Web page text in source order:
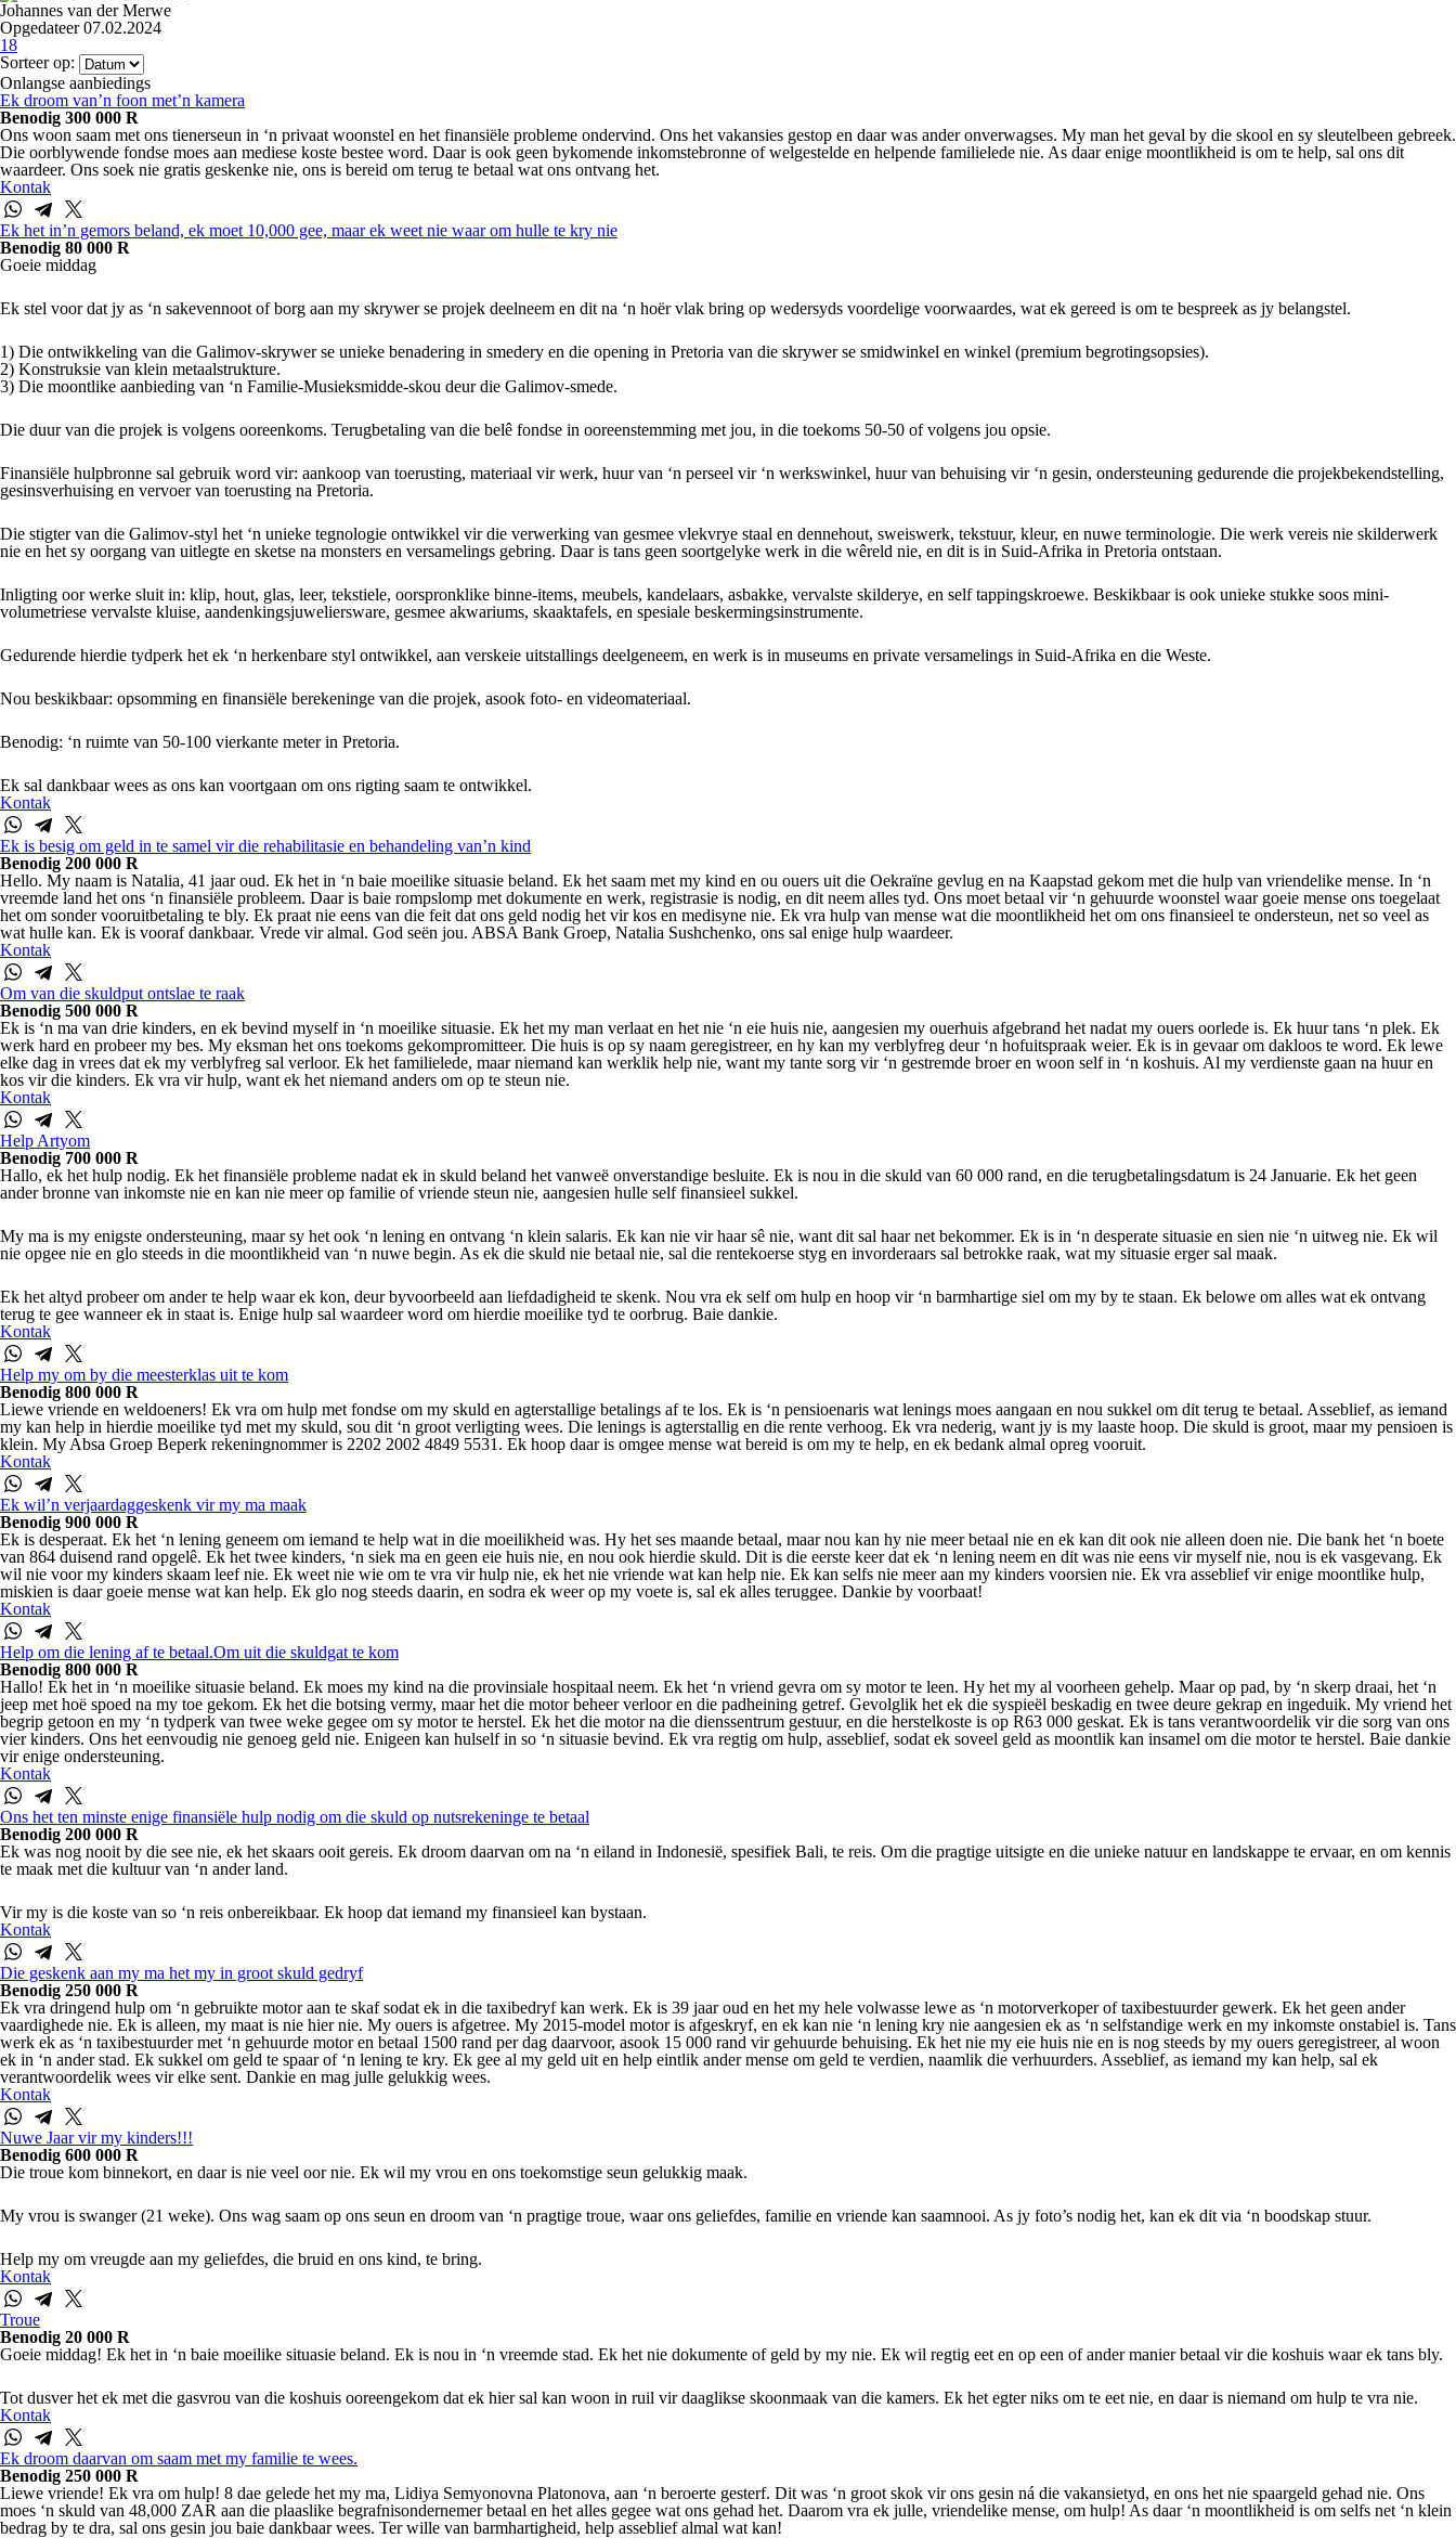
Johannes van der Merwe
Opgedateer 07.02.2024
18
Sorteer op:
Onlangse aanbiedings
Ek droom van’n foon met’n kamera
Benodig 300 000 R
Ons woon saam met ons tienerseun in ‘n privaat woonstel en het finansiële probleme ondervind. Ons het vakansies gestop en daar was ander onverwagses. My man het geval by die skool en sy sleutelbeen gebreek.
Die oorblywende fondse moes aan mediese koste bestee word. Daar is ook geen bykomende inkomstebronne of welgestelde en helpende familielede nie. As daar enige moontlikheid is om te help, sal ons dit
waardeer. Ons soek nie gratis geskenke nie, ons is bereid om terug te betaal wat ons ontvang het.
Kontak
Ek het in’n gemors beland, ek moet 10,000 gee, maar ek weet nie waar om hulle te kry nie
Benodig 80 000 R
Goeie middag
Ek stel voor dat jy as ‘n sakevennoot of borg aan my skrywer se projek deelneem en dit na ‘n hoër vlak bring op wedersyds voordelige voorwaardes, wat ek gereed is om te bespreek as jy belangstel.
1) Die ontwikkeling van die Galimov-skrywer se unieke benadering in smedery en die opening in Pretoria van die skrywer se smidwinkel en winkel (premium begrotingsopsies).
2) Konstruksie van klein metaalstrukture.
3) Die moontlike aanbieding van ‘n Familie-Musieksmidde-skou deur die Galimov-smede.
Die duur van die projek is volgens ooreenkoms. Terugbetaling van die belê fondse in ooreenstemming met jou, in die toekoms 50-50 of volgens jou opsie.
Finansiële hulpbronne sal gebruik word vir: aankoop van toerusting, materiaal vir werk, huur van ‘n perseel vir ‘n werkswinkel, huur van behuising vir ‘n gesin, ondersteuning gedurende die projekbekendstelling,
gesinsverhuising en vervoer van toerusting na Pretoria.
Die stigter van die Galimov-styl het ‘n unieke tegnologie ontwikkel vir die verwerking van gesmee vlekvrye staal en dennehout, sweiswerk, tekstuur, kleur, en nuwe terminologie. Die werk vereis nie skilderwerk
nie en het sy oorgang van uitlegte en sketse na monsters en versamelings gebring. Daar is tans geen soortgelyke werk in die wêreld nie, en dit is in Suid-Afrika in Pretoria ontstaan.
Inligting oor werke sluit in: klip, hout, glas, leer, tekstiele, oorspronklike binne-items, meubels, kandelaars, asbakke, vervalste skilderye, en self tappingskroewe. Beskikbaar is ook unieke stukke soos mini-
volumetriese vervalste kluise, aandenkingsjuweliersware, gesmee akwariums, skaaktafels, en spesiale beskermingsinstrumente.
Gedurende hierdie tydperk het ek ‘n herkenbare styl ontwikkel, aan verskeie uitstallings deelgeneem, en werk is in museums en private versamelings in Suid-Afrika en die Weste.
Nou beskikbaar: opsomming en finansiële berekeninge van die projek, asook foto- en videomateriaal.
Benodig: ‘n ruimte van 50-100 vierkante meter in Pretoria.
Ek sal dankbaar wees as ons kan voortgaan om ons rigting saam te ontwikkel.
Kontak
Ek is besig om geld in te samel vir die rehabilitasie en behandeling van’n kind
Benodig 200 000 R
Hello. My naam is Natalia, 41 jaar oud. Ek het in ‘n baie moeilike situasie beland. Ek het saam met my kind en ou ouers uit die Oekraïne gevlug en na Kaapstad gekom met die hulp van vriendelike mense. In ‘n
vreemde land het ons ‘n finansiële probleem. Daar is baie rompslomp met dokumente en werk, registrasie is nodig, en dit neem alles tyd. Ons moet betaal vir ‘n gehuurde woonstel waar goeie mense ons toegelaat
het om sonder vooruitbetaling te bly. Ek praat nie eens van die feit dat ons geld nodig het vir kos en medisyne nie. Ek vra hulp van mense wat die moontlikheid het om ons finansieel te ondersteun, net so veel as
wat hulle kan. Ek is vooraf dankbaar. Vrede vir almal. God seën jou. ABSA Bank Groep, Natalia Sushchenko, ons sal enige hulp waardeer.
Kontak
Om van die skuldput ontslae te raak
Benodig 500 000 R
Ek is ‘n ma van drie kinders, en ek bevind myself in ‘n moeilike situasie. Ek het my man verlaat en het nie ‘n eie huis nie, aangesien my ouerhuis afgebrand het nadat my ouers oorlede is. Ek huur tans ‘n plek. Ek
werk hard en probeer my bes. My eksman het ons toekoms gekompromitteer. Die huis is op sy naam geregistreer, en hy kan my verblyfreg deur ‘n hofuitspraak weier. Ek is in gevaar om dakloos te word. Ek lewe
elke dag in vrees dat ek my verblyfreg sal verloor. Ek het familielede, maar niemand kan werklik help nie, want my tante sorg vir ‘n gestremde broer en woon self in ‘n koshuis. Al my verdienste gaan na huur en
kos vir die kinders. Ek vra vir hulp, want ek het niemand anders om op te steun nie.
Kontak
Help Artyom
Benodig 700 000 R
Hallo, ek het hulp nodig. Ek het finansiële probleme nadat ek in skuld beland het vanweë onverstandige besluite. Ek is nou in die skuld van 60 000 rand, en die terugbetalingsdatum is 24 Januarie. Ek het geen
ander bronne van inkomste nie en kan nie meer op familie of vriende steun nie, aangesien hulle self finansieel sukkel.
My ma is my enigste ondersteuning, maar sy het ook ‘n lening en ontvang ‘n klein salaris. Ek kan nie vir haar sê nie, want dit sal haar net bekommer. Ek is in ‘n desperate situasie en sien nie ‘n uitweg nie. Ek wil
nie opgee nie en glo steeds in die moontlikheid van ‘n nuwe begin. As ek die skuld nie betaal nie, sal die rentekoerse styg en invorderaars sal betrokke raak, wat my situasie erger sal maak.
Ek het altyd probeer om ander te help waar ek kon, deur byvoorbeeld aan liefdadigheid te skenk. Nou vra ek self om hulp en hoop vir ‘n barmhartige siel om my by te staan. Ek belowe om alles wat ek ontvang
terug te gee wanneer ek in staat is. Enige hulp sal waardeer word om hierdie moeilike tyd te oorbrug. Baie dankie.
Kontak
Help my om by die meesterklas uit te kom
Benodig 800 000 R
Liewe vriende en weldoeners! Ek vra om hulp met fondse om my skuld en agterstallige betalings af te los. Ek is ‘n pensioenaris wat lenings moes aangaan en nou sukkel om dit terug te betaal. Asseblief, as iemand
my kan help in hierdie moeilike tyd met my skuld, sou dit ‘n groot verligting wees. Die lenings is agterstallig en die rente verhoog. Ek vra nederig, want jy is my laaste hoop. Die skuld is groot, maar my pensioen is
klein. My Absa Groep Beperk rekeningnommer is 2202 2002 4849 5531. Ek hoop daar is omgee mense wat bereid is om my te help, en ek bedank almal opreg vooruit.
Kontak
Ek wil’n verjaardaggeskenk vir my ma maak
Benodig 900 000 R
Ek is desperaat. Ek het ‘n lening geneem om iemand te help wat in die moeilikheid was. Hy het ses maande betaal, maar nou kan hy nie meer betaal nie en ek kan dit ook nie alleen doen nie. Die bank het ‘n boete
van 864 duisend rand opgelê. Ek het twee kinders, ‘n siek ma en geen eie huis nie, en nou ook hierdie skuld. Dit is die eerste keer dat ek ‘n lening neem en dit was nie eens vir myself nie, nou is ek vasgevang. Ek
wil nie voor my kinders skaam leef nie. Ek weet nie wie om te vra vir hulp nie, ek het nie vriende wat kan help nie. Ek kan selfs nie meer aan my kinders voorsien nie. Ek vra asseblief vir enige moontlike hulp,
miskien is daar goeie mense wat kan help. Ek glo nog steeds daarin, en sodra ek weer op my voete is, sal ek alles teruggee. Dankie by voorbaat!
Kontak
Help om die lening af te betaal.Om uit die skuldgat te kom
Benodig 800 000 R
Hallo! Ek het in ‘n moeilike situasie beland. Ek moes my kind na die provinsiale hospitaal neem. Ek het ‘n vriend gevra om sy motor te leen. Hy het my al voorheen gehelp. Maar op pad, by ‘n skerp draai, het ‘n
jeep met hoë spoed na my toe gekom. Ek het die botsing vermy, maar het die motor beheer verloor en die padheining getref. Gevolglik het ek die syspieël beskadig en twee deure gekrap en ingeduik. My vriend het
begrip getoon en my ‘n tydperk van twee weke gegee om sy motor te herstel. Ek het die motor na die dienssentrum gestuur, en die herstelkoste is op R63 000 geskat. Ek is tans verantwoordelik vir die sorg van ons
vier kinders. Ons het eenvoudig nie genoeg geld nie. Enigeen kan hulself in so ‘n situasie bevind. Ek vra regtig om hulp, asseblief, sodat ek soveel geld as moontlik kan insamel om die motor te herstel. Baie dankie
vir enige ondersteuning.
Kontak
Ons het ten minste enige finansiële hulp nodig om die skuld op nutsrekeninge te betaal
Benodig 200 000 R
Ek was nog nooit by die see nie, ek het skaars ooit gereis. Ek droom daarvan om na ‘n eiland in Indonesië, spesifiek Bali, te reis. Om die pragtige uitsigte en die unieke natuur en landskappe te ervaar, en om kennis
te maak met die kultuur van ‘n ander land.
Vir my is die koste van so ‘n reis onbereikbaar. Ek hoop dat iemand my finansieel kan bystaan.
Kontak
Die geskenk aan my ma het my in groot skuld gedryf
Benodig 250 000 R
Ek vra dringend hulp om ‘n gebruikte motor aan te skaf sodat ek in die taxibedryf kan werk. Ek is 39 jaar oud en het my hele volwasse lewe as ‘n motorverkoper of taxibestuurder gewerk. Ek het geen ander
vaardighede nie. Ek is alleen, my maat is nie hier nie. My ouers is afgetree. My 2015-model motor is afgeskryf, en ek kan nie ‘n lening kry nie aangesien ek as ‘n selfstandige werk en my inkomste onstabiel is. Tans
werk ek as ‘n taxibestuurder met ‘n gehuurde motor en betaal 1500 rand per dag daarvoor, asook 15 000 rand vir gehuurde behuising. Ek het nie my eie huis nie en is nog steeds by my ouers geregistreer, al woon
ek in ‘n ander stad. Ek sukkel om geld te spaar of ‘n lening te kry. Ek gee al my geld uit en help eintlik ander mense om geld te verdien, naamlik die verhuurders. Asseblief, as iemand my kan help, sal ek
verantwoordelik wees vir elke sent. Dankie en mag julle gelukkig wees.
Kontak
Nuwe Jaar vir my kinders!!!
Benodig 600 000 R
Die troue kom binnekort, en daar is nie veel oor nie. Ek wil my vrou en ons toekomstige seun gelukkig maak.
My vrou is swanger (21 weke). Ons wag saam op ons seun en droom van ‘n pragtige troue, waar ons geliefdes, familie en vriende kan saamnooi. As jy foto’s nodig het, kan ek dit via ‘n boodskap stuur.
Help my om vreugde aan my geliefdes, die bruid en ons kind, te bring.
Kontak
Troue
Benodig 20 000 R
Goeie middag! Ek het in ‘n baie moeilike situasie beland. Ek is nou in ‘n vreemde stad. Ek het nie dokumente of geld by my nie. Ek wil regtig eet en op een of ander manier betaal vir die koshuis waar ek tans bly.
Tot dusver het ek met die gasvrou van die koshuis ooreengekom dat ek hier sal kan woon in ruil vir daaglikse skoonmaak van die kamers. Ek het egter niks om te eet nie, en daar is niemand om hulp te vra nie.
Kontak
Ek droom daarvan om saam met my familie te wees.
Benodig 250 000 R
Liewe vriende! Ek vra om hulp! 8 dae gelede het my ma, Lidiya Semyonovna Platonova, aan ‘n beroerte gesterf. Dit was ‘n groot skok vir ons gesin ná die vakansietyd, en ons het nie spaargeld gehad nie. Ons
moes ‘n skuld van 48,000 ZAR aan die plaaslike begrafnisondernemer betaal en het alles gegee wat ons gehad het. Daarom vra ek julle, vriendelike mense, om hulp! As daar ‘n moontlikheid is om selfs net ‘n klein
bedrag by te dra, sal ons gesin jou baie dankbaar wees. Ter wille van barmhartigheid, help asseblief almal wat kan!